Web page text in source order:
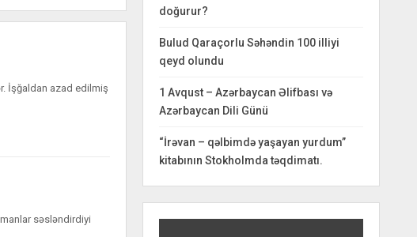
İşğaldan azad edilmiş
səsləndirdiyi
doğurur?
Bulud Qaraçorlu Səhəndin 100 illiyi
qeyd olundu
1 Avqust – Azərbaycan Əlifbası və
Azərbaycan Dili Günü
“İrəvan – qəlbimdə yaşayan yurdum”
kitabının Stokholmda təqdimatı.